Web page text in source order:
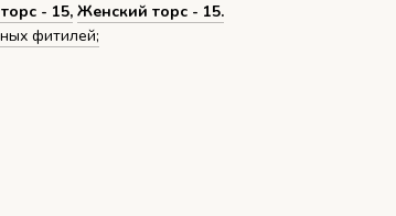
- 15, Женский торс - 15.
фитилей;